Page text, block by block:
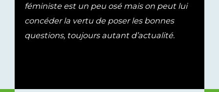
féministe est un peu osé mais on peut lui
concéder la vertu de poser les bonnes
questions, toujours autant d’actualité.